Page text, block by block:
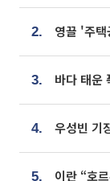
2.
3. 바다 태운
4.
5.